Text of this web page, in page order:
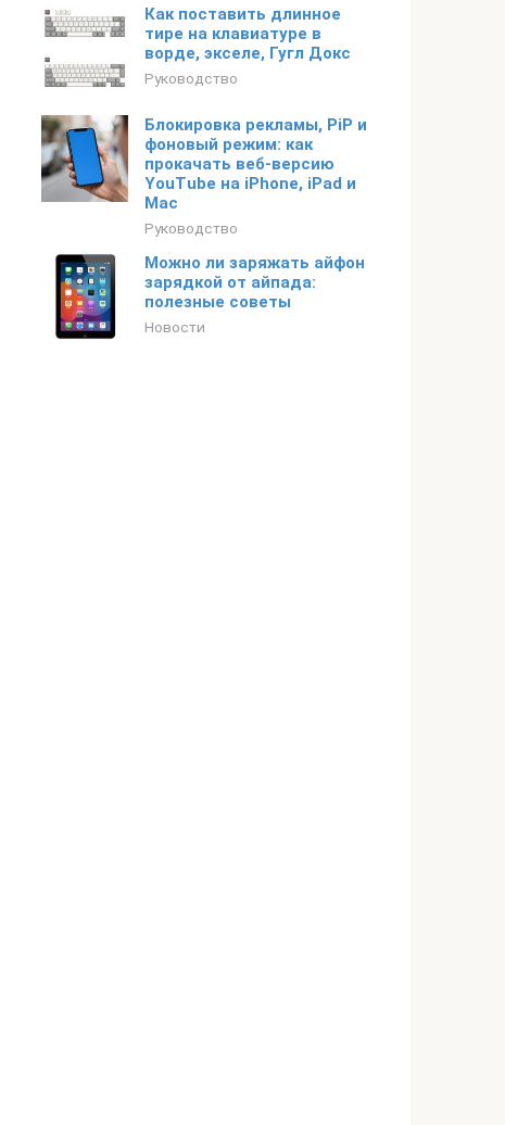
Как поставить длинное
тире на клавиатуре в
ворде, экселе, Гугл Докс
Руководство
Блокировка рекламы, PiP и
фоновый режим: как
прокачать веб-версию
YouTube на iPhone, iPad и
Mac
Руководство
Можно ли заряжать айфон
зарядкой от айпада:
полезные советы
Новости